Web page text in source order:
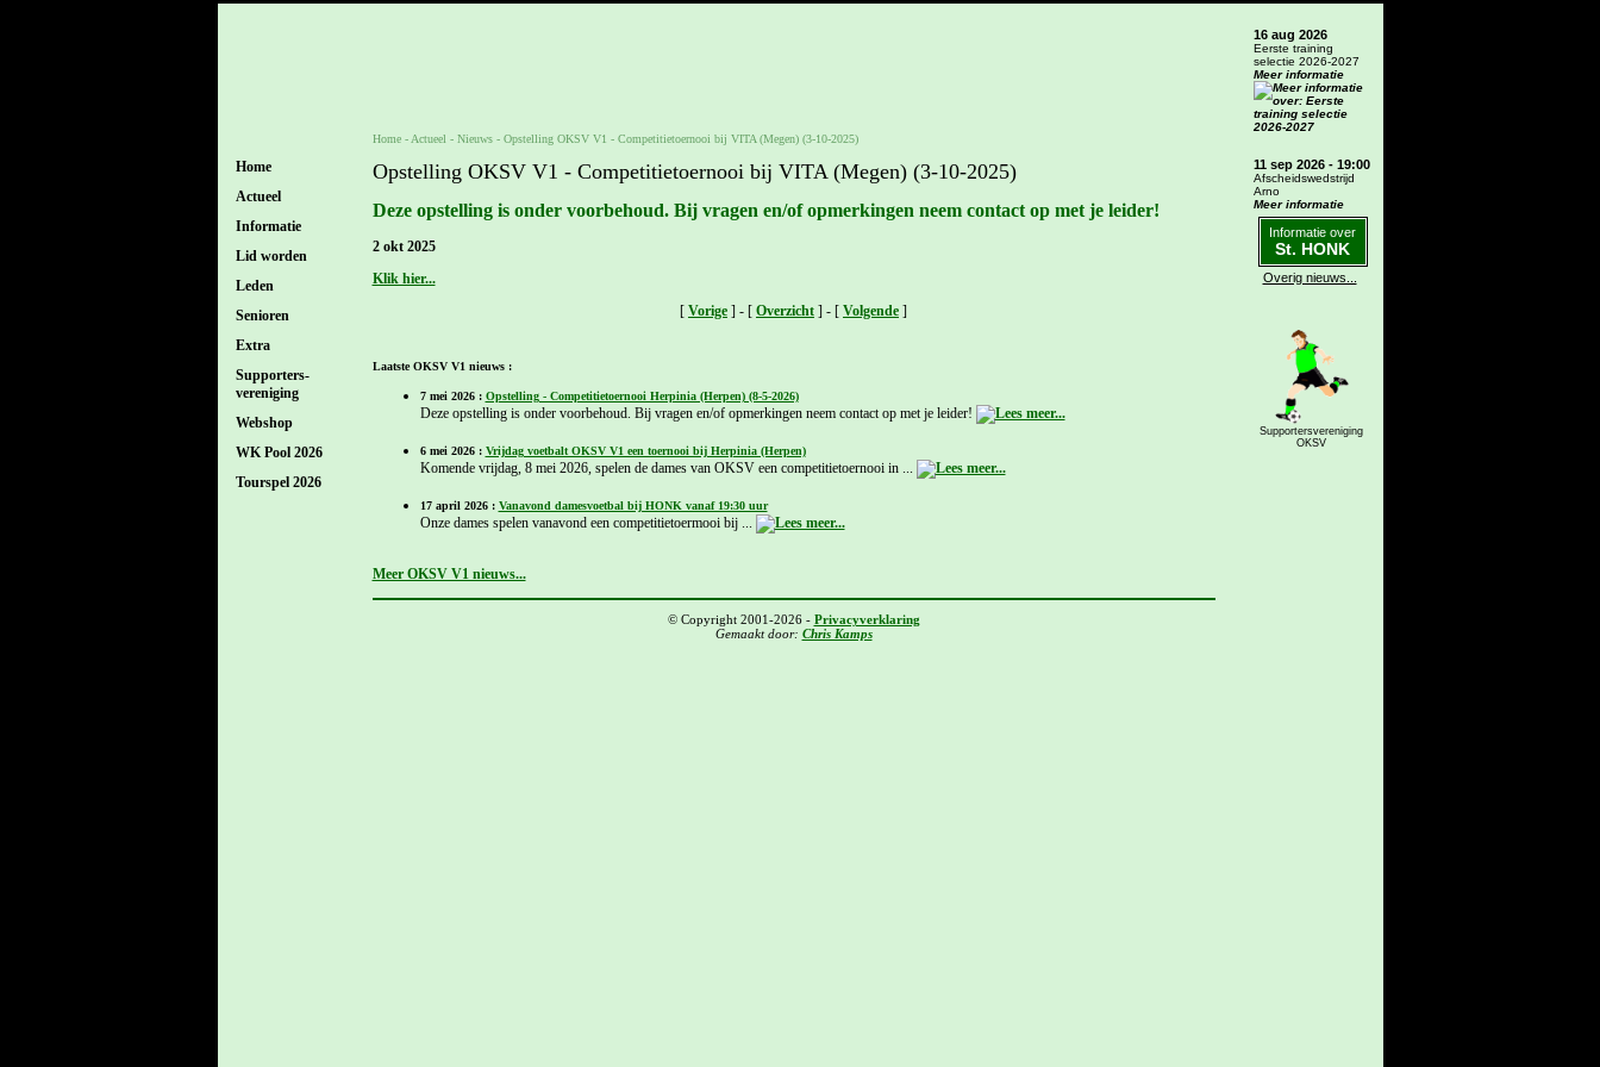
Home
Actueel
Informatie
Lid worden
Leden
Senioren
Extra
Supporters-
vereniging
Webshop
WK Pool 2026
Tourspel 2026
Home- Actueel - Nieuws- Opstelling OKSV V1 - Competitietoernooi bij VITA (Megen) (3-10-2025)
Opstelling OKSV V1 - Competitietoernooi bij VITA (Megen) (3-10-2025)
Deze opstelling is onder voorbehoud. Bij vragen en/of opmerkingen neem contact op met je leider!
2 okt 2025
Klik hier...
[ Vorige ] - [ Overzicht ] - [ Volgende ]
Laatste OKSV V1 nieuws :
7 mei 2026 : Opstelling - Competitietoernooi Herpinia (Herpen) (8-5-2026)
Deze opstelling is onder voorbehoud. Bij vragen en/of opmerkingen neem contact op met je leider!
6 mei 2026 : Vrijdag voetbalt OKSV V1 een toernooi bij Herpinia (Herpen)
Komende vrijdag, 8 mei 2026, spelen de dames van OKSV een competitietoernooi in ...
17 april 2026 : Vanavond damesvoetbal bij HONK vanaf 19:30 uur
Onze dames spelen vanavond een competitietoermooi bij ...
Meer OKSV V1 nieuws...
© Copyright 2001-2026 - Privacyverklaring
Gemaakt door: Chris Kamps
16 aug 2026
Eerste training
selectie 2026-2027
Meer informatie
11 sep 2026 - 19:00
Afscheidswedstrijd
Arno
Meer informatie
Informatie over
St. HONK
Overig nieuws...
Supportersvereniging
OKSV